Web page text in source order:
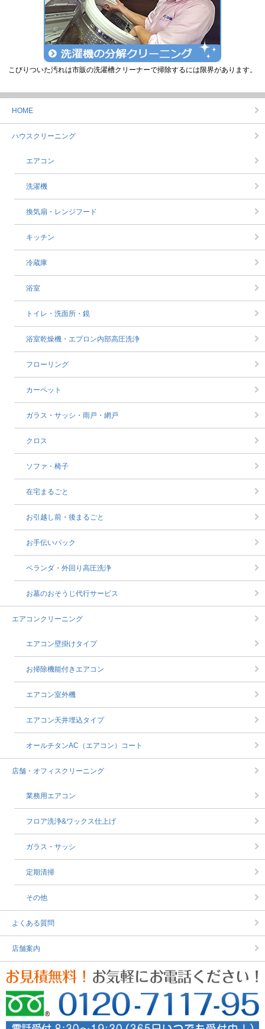
こびりついた汚れは市販の洗濯槽クリーナーで掃除するには限界があります。
HOME
ハウスクリーニング
エアコン
洗濯機
換気扇・レンジフード
キッチン
冷蔵庫
浴室
トイレ・洗面所・鏡
浴室乾燥機・エプロン内部高圧洗浄
フローリング
カーペット
ガラス・サッシ・雨戸・網戸
クロス
ソファ・椅子
在宅まるごと
お引越し前・後まるごと
お手伝いパック
ベランダ・外回り高圧洗浄
お墓のおそうじ代行サービス
エアコンクリーニング
エアコン壁掛けタイプ
お掃除機能付きエアコン
エアコン室外機
エアコン天井埋込タイプ
オールチタンAC（エアコン）コート
店舗・オフィスクリーニング
業務用エアコン
フロア洗浄&ワックス仕上げ
ガラス・サッシ
定期清掃
その他
よくある質問
店舗案内